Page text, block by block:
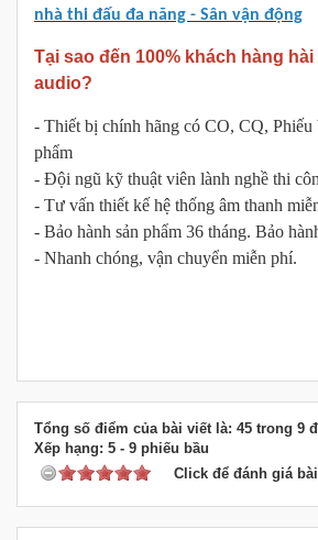
nhà thi đấu đa năng - Sân vận động
Tại sao đến 100% khách hàng
audio?
- Thiết bị chính hãng có CO, CQ, Phiếu
phẩm
- Đội ngũ kỹ thuật viên lành nghề thi
- Tư vấn thiết kế hệ thống âm thanh
- Bảo hành sản phẩm 36 tháng. Bảo
- Nhanh chóng, vận chuyển miễn phí.
Tổng số điểm của bài viết là: 45 trong 9
Xếp hạng: 5 - 9 phiếu bầu
Click để đánh giá